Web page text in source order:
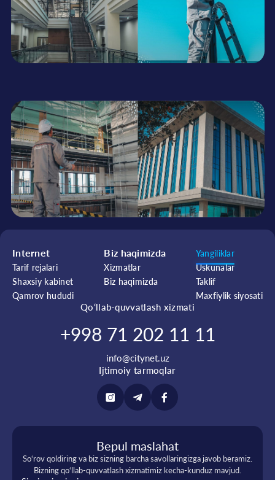
Internet
Tarif rejalari
Shaxsiy kabinet
Qamrov hududi
Biz haqimizda
Xizmatlar
Biz haqimizda
Yangiliklar
Uskunalar
Taklif
Maxfiylik siyosati
Qo‘llab-quvvatlash xizmati
+998 71 202 11 11
info@citynet.uz
Ijtimoiy tarmoqlar
Bepul maslahat
So‘rov qoldiring va biz sizning barcha savollaringizga javob beramiz.
Bizning qo‘llab-quvvatlash xizmatimiz kecha-kunduz mavjud.